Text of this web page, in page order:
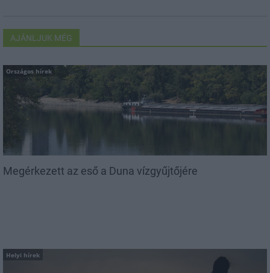
AJÁNLJUK MÉG
Országos hírek
Megérkezett az eső a Duna vízgyűjtőjére
Helyi hírek